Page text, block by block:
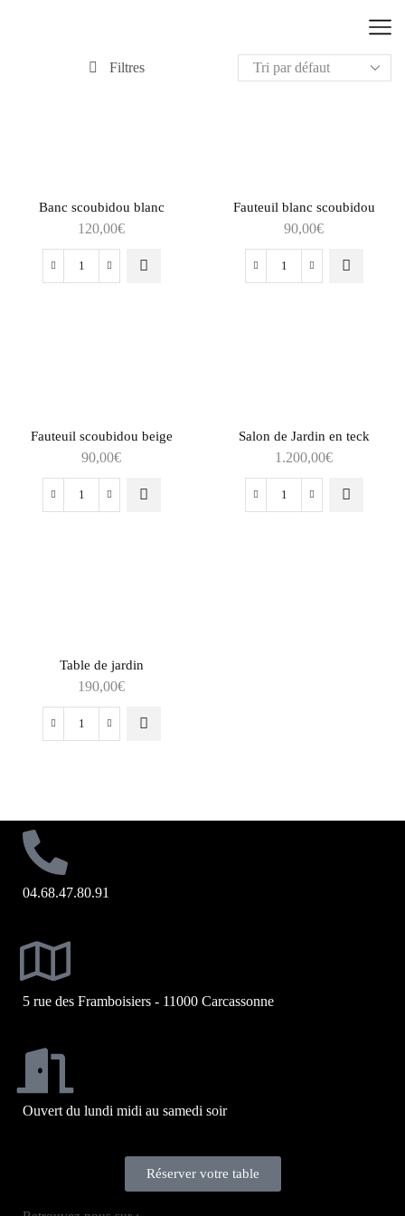
Filtres
Banc scoubidou blanc
120,00€
Fauteuil blanc scoubidou
90,00€
Fauteuil scoubidou beige
90,00€
Salon de Jardin en teck
1.200,00€
Table de jardin
190,00€
04.68.47.80.91
5 rue des Framboisiers - 11000 Carcassonne
Ouvert du lundi midi au samedi soir
Réserver votre table